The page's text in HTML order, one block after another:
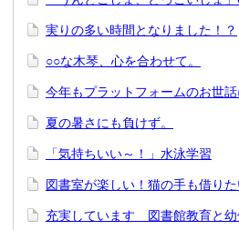
実りの多い時間となりました！？
○○な木琴、心を合わせて。
今年もプラットフォームのお世話
夏の暑さにも負けず。
「気持ちいい～！」水泳学習
図書室が楽しい！猫の手も借りた
充実しています 図書館教育と幼